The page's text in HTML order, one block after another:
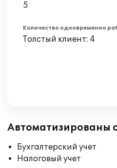
5
Количество одновременно
Толстый клиент: 4
Автоматизированы
Бухгалтерский учет
Налоговый учет